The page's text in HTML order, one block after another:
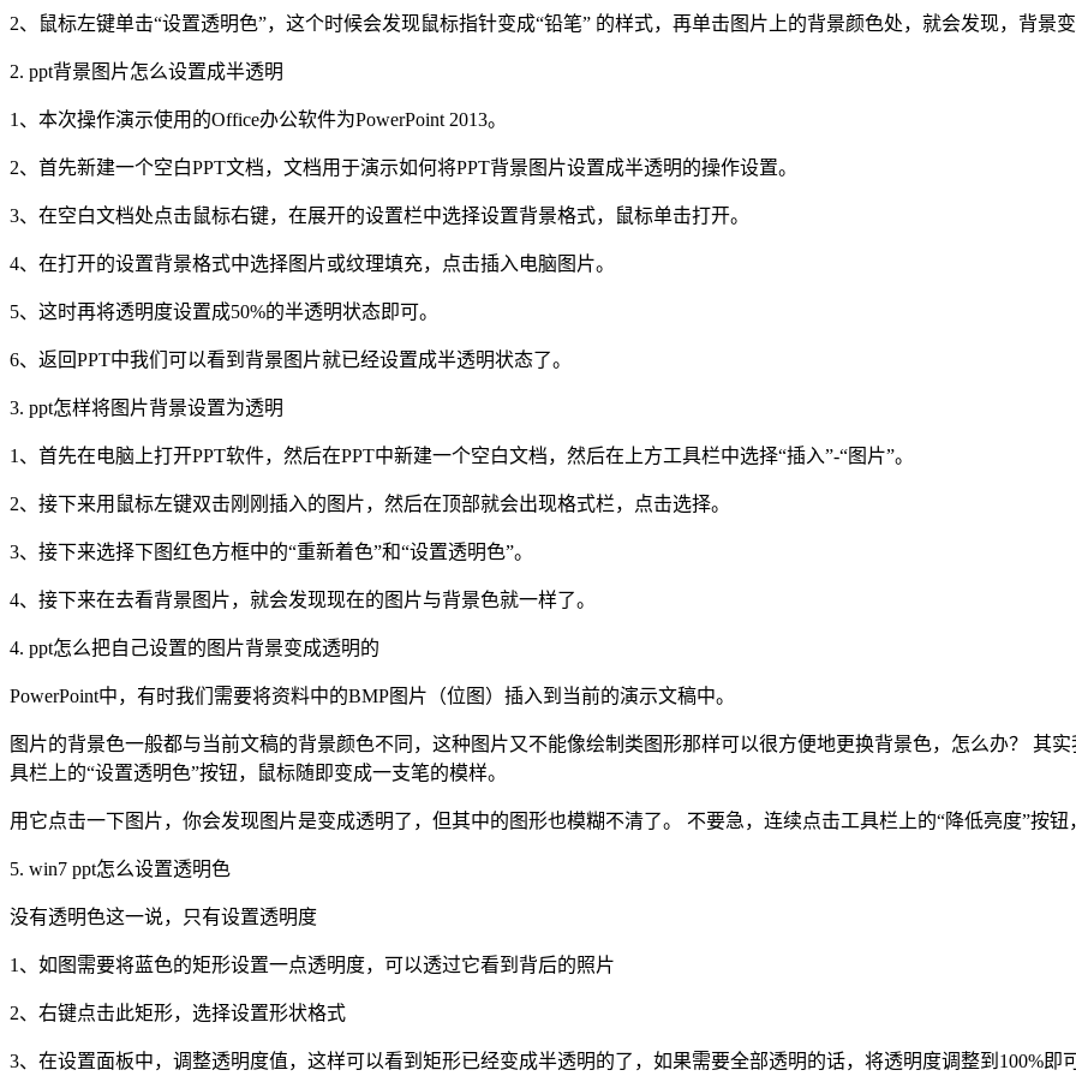
2、鼠标左键单击“设置透明色”，这个时候会发现鼠标指针变成“铅笔” 的样式，再单击图片上的背景颜色处，就会发现，背景变
2. ppt背景图片怎么设置成半透明
1、本次操作演示使用的Office办公软件为PowerPoint 2013。
2、首先新建一个空白PPT文档，文档用于演示如何将PPT背景图片设置成半透明的操作设置。
3、在空白文档处点击鼠标右键，在展开的设置栏中选择设置背景格式，鼠标单击打开。
4、在打开的设置背景格式中选择图片或纹理填充，点击插入电脑图片。
5、这时再将透明度设置成50%的半透明状态即可。
6、返回PPT中我们可以看到背景图片就已经设置成半透明状态了。
3. ppt怎样将图片背景设置为透明
1、首先在电脑上打开PPT软件，然后在PPT中新建一个空白文档，然后在上方工具栏中选择“插入”-“图片”。
2、接下来用鼠标左键双击刚刚插入的图片，然后在顶部就会出现格式栏，点击选择。
3、接下来选择下图红色方框中的“重新着色”和“设置透明色”。
4、接下来在去看背景图片，就会发现现在的图片与背景色就一样了。
4. ppt怎么把自己设置的图片背景变成透明的
PowerPoint中，有时我们需要将资料中的BMP图片（位图）插入到当前的演示文稿中。
图片的背景色一般都与当前文稿的背景颜色不同，这种图片又不能像绘制类图形那样可以很方便地更换背景色，怎么办？ 其
具栏上的“设置透明色”按钮，鼠标随即变成一支笔的模样。
用它点击一下图片，你会发现图片是变成透明了，但其中的图形也模糊不清了。 不要急，连续点击工具栏上的“降低亮度”按钮
5. win7 ppt怎么设置透明色
没有透明色这一说，只有设置透明度
1、如图需要将蓝色的矩形设置一点透明度，可以透过它看到背后的照片
2、右键点击此矩形，选择设置形状格式
3、在设置面板中，调整透明度值，这样可以看到矩形已经变成半透明的了，如果需要全部透明的话，将透明度调整到100%即